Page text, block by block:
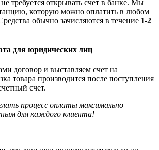
требуется открывать счет в банке. Мы
которую можно оплатить в любом
обычно зачисляются в течение 1-2
для юридических лиц
договор и выставляем счет на
товара производится после поступления
счет.
процесс оплаты максимально
для каждого клиента!